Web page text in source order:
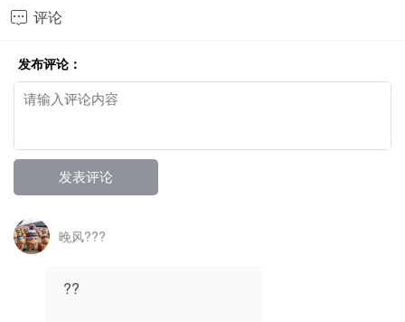
 评论
发布评论：
晚风???
??